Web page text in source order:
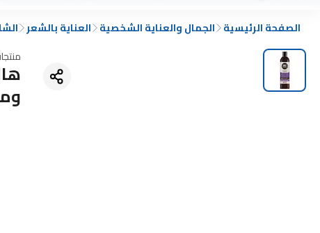
الصفحة الرئيسية الجمال والعناية الشخصية العناية بالشعر